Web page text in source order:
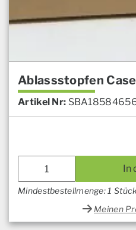
Ablassstopfen Case
Artikel Nr:
Mindestbestellmenge: 1
Meinen